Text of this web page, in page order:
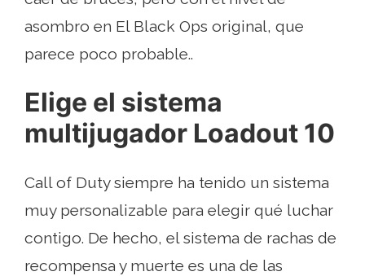
asombro en El Black Ops original, que
parece poco probable..
Elige el sistema
multijugador Loadout 10
Call of Duty siempre ha tenido un sistema
muy personalizable para elegir qué luchar
contigo. De hecho, el sistema de rachas de
recompensa y muerte es una de las